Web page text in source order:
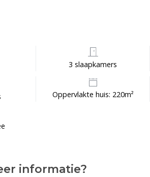
3 slaapkamers
Oppervlakte huis: 220m²
informatie?